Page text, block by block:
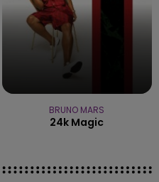
BRUNO MARS
24k Magic